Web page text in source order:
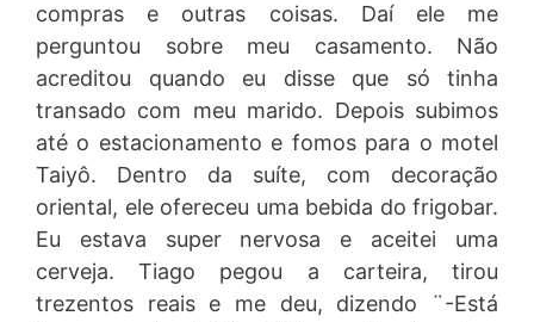
compras e outras coisas. Daí ele me
perguntou sobre meu casamento. Não
acreditou quando eu disse que só tinha
transado com meu marido. Depois subimos
até o estacionamento e fomos para o motel
Taiyô. Dentro da suíte, com decoração
oriental, ele ofereceu uma bebida do frigobar.
Eu estava super nervosa e aceitei uma
cerveja. Tiago pegou a carteira, tirou
trezentos reais e me deu, dizendo ¨-Está